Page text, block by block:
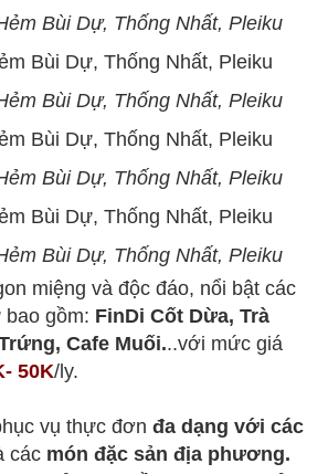
Bùi Dự, Thống Nhất, Pleiku
Bùi Dự, Thống Nhất, Pleiku
Bùi Dự, Thống Nhất, Pleiku
Bùi Dự, Thống Nhất, Pleiku
miệng và độc đáo, nổi bật các
bao gồm: FinDi Cốt Dừa, Trà
Cafe Muối...với mức giá
50K/ly.
vụ thực đơn đa dạng với các
các món đặc sản địa phương.